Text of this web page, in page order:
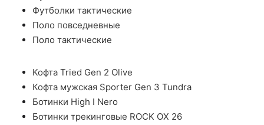
Футболки тактические
Поло повседневные
Поло тактические
Кофта Tried Gen 2 Olive
Кофта мужская Sporter Gen 3 Tundra
Ботинки High I Nero
Ботинки трекинговые ROCK OX 26